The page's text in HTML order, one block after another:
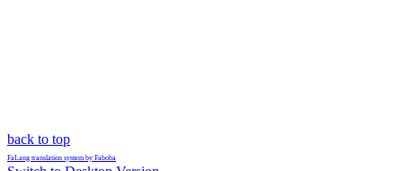
back to top
FaLang translation system by Faboba